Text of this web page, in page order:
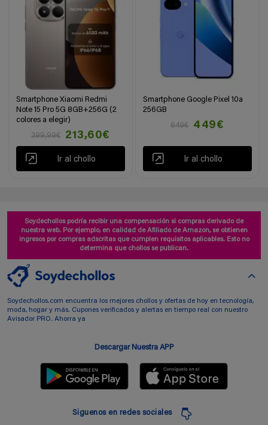
Smartphone Xiaomi Redmi
Note 15 Pro 5G 8GB+256G (2
colores a elegir)
399,99€
213,60€
Ir al chollo
Smartphone Google Pixel 10a
256GB
649€
449€
Ir al chollo
Soydechollos podría recibir una compensación si compras derivado de
nuestra web. Por ejemplo, en calidad de Afiliado de Amazon, se obtienen
ingresos por compras adscritas que cumplen requisitos aplicables. Esto no
determina que chollos se publican.
Soydechollos.com encuentra los mejores chollos y ofertas de hoy en tecnología,
moda, hogar y más. Cupones verificados y alertas en tiempo real con nuestro
Avisador PRO. Ahorra ya
Descargar Nuestra APP
Siguenos en redes sociales